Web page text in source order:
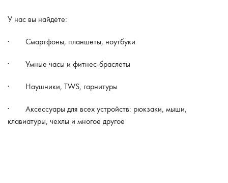
У нас вы найдёте:
· Смартфоны, планшеты, ноутбуки
· Умные часы и фитнес-браслеты
· Наушники, TWS, гарнитуры
· Аксессуары для всех устройств: рюкзаки, мыши,
клавиатуры, чехлы и многое другое